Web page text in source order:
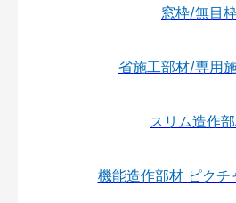
窓枠/無目
省施工部材/専用
スリム造作
機能造作部材 ピクチ